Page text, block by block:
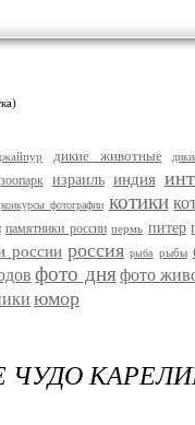
дикие животные
зоопарк израиль индия
конкурсы фотографии котики
памятники россии пермь питер
россии россия рыба рыбы
фото дня фото
юмор
ЧУДО